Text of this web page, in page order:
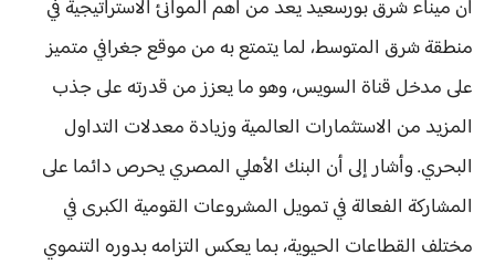
أن ميناء شرق بورسعيد يعد من أهم الموانئ الاستراتيجية في
منطقة شرق المتوسط، لما يتمتع به من موقع جغرافي متميز
على مدخل قناة السويس، وهو ما يعزز من قدرته على جذب
المزيد من الاستثمارات العالمية وزيادة معدلات التداول
البحري. وأشار إلى أن البنك الأهلي المصري يحرص دائما على
المشاركة الفعالة في تمويل المشروعات القومية الكبرى في
مختلف القطاعات الحيوية، بما يعكس التزامه بدوره التنموي